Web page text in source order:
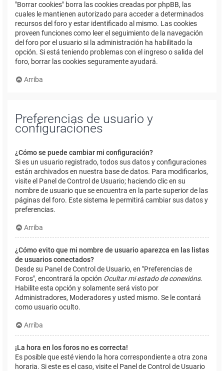
"Borrar cookies" borra las cookies creadas por phpBB, las
cuales le mantienen autorizado para acceder a determinados
recursos del foro y estar identificado al mismo. Las cookies
proveen funciones como leer el seguimiento de la navegación
del foro por el usuario si la administración ha habilitado la
opción. Si está teniendo problemas con el ingreso o salida del
foro, borrar las cookies seguramente ayudará.
Arriba
Preferencias de usuario y
configuraciones
¿Cómo se puede cambiar mi configuración?
Si es un usuario registrado, todos sus datos y configuraciones
están archivados en nuestra base de datos. Para modificarlos,
visite el Panel de Control de Usuario; haciendo clic en su
nombre de usuario que se encuentra en la parte superior de las
páginas del foro. Este sistema le permitirá cambiar sus datos y
preferencias.
Arriba
¿Cómo evito que mi nombre de usuario aparezca en las listas
de usuarios conectados?
Desde su Panel de Control de Usuario, en "Preferencias de
Foros", encontrará la opción Ocultar mi estado de conexións.
Habilite esta opción y solamente será visto por
Administradores, Moderadores y usted mismo. Se le contará
como usuario oculto.
Arriba
¡La hora en los foros no es correcta!
Es posible que esté viendo la hora correspondiente a otra zona
horaria. Si este es el caso, visite el Panel de Control de Usuario